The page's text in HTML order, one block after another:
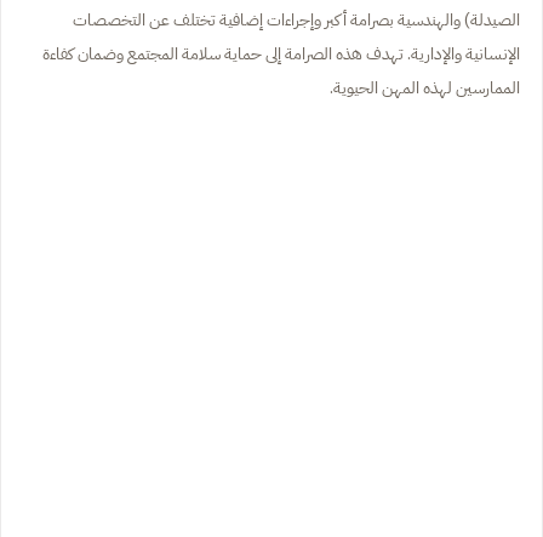
الصيدلة) والهندسية بصرامة أكبر وإجراءات إضافية تختلف عن التخصصات
الإنسانية والإدارية. تهدف هذه الصرامة إلى حماية سلامة المجتمع وضمان كفاءة
الممارسين لهذه المهن الحيوية.